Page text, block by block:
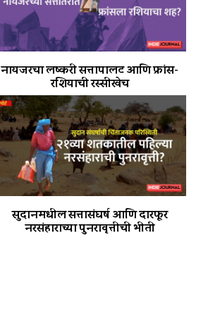
नायजरचा लष्करी सत्तापालट आणि फ्रांस-
रशियाची रस्सीखेच
सुदानमधील सत्तासंघर्ष आणि दारफूर
नरसंहाराच्या पुनरावृत्तीची भीती